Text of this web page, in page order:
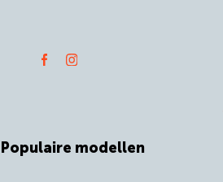
Populaire modellen